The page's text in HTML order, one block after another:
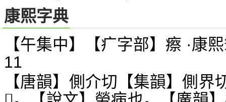
康熙字典
【午集中】【疒字部】瘵 ·康
11
【唐韻】側介切【集韻】側界